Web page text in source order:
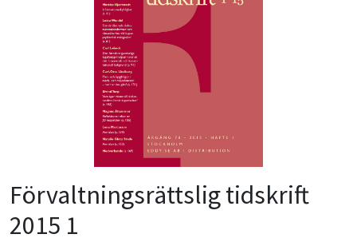
Förvaltningsrättslig tidskrift
2015 1